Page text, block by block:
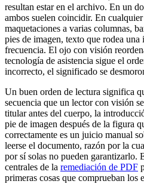
resultan estar en el archivo. En un
ambos suelen coincidir. En
maquetaciones a varias columnas,
pies de imagen, texto que rodea
frecuencia. El ojo con visión
tecnología de asistencia sigue el
incorrecto, el significado se
Un buen orden de lectura significa
secuencia que un lector con visión
titular antes del cuerpo, la
pie de imagen después de la figura
correctamente es un juicio manual
leerse el documento, razón por la
por sí solas no pueden garantizarlo.
centrales de la remediación de PDF
primeras cosas que comprueban los